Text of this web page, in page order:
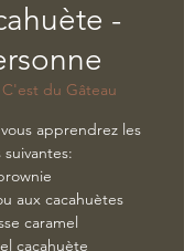
-
C'est du Gâteau
apprendrez les
aux cacahuètes
caramel
cacahuète